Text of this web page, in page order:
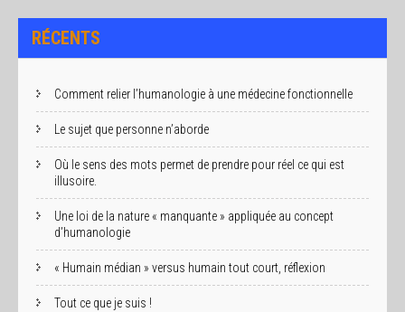
RÉCENTS
Comment relier l’humanologie à une médecine fonctionnelle
Le sujet que personne n’aborde
Où le sens des mots permet de prendre pour réel ce qui est
illusoire.
Une loi de la nature « manquante » appliquée au concept
d’humanologie
« Humain médian » versus humain tout court, réflexion
Tout ce que je suis !